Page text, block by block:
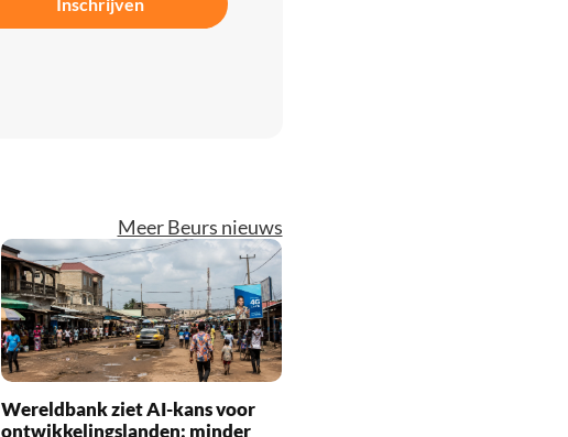
Meer Beurs nieuws
Wereldbank ziet AI-kans voor
ontwikkelingslanden: minder